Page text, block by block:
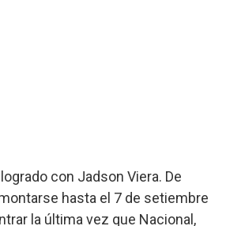
con Jadson Viera. De
hasta el 7 de setiembre
la última vez que Nacional,